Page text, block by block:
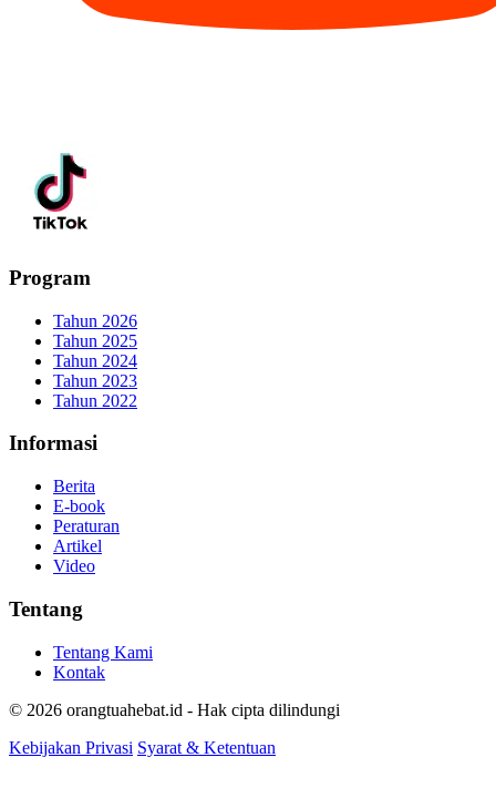
Program
Tahun 2026
Tahun 2025
Tahun 2024
Tahun 2023
Tahun 2022
Informasi
Berita
E-book
Peraturan
Artikel
Video
Tentang
Tentang Kami
Kontak
© 2026 orangtuahebat.id - Hak cipta dilindungi
Kebijakan Privasi Syarat & Ketentuan